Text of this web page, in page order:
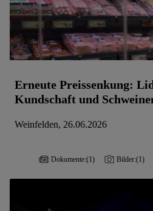
Erneute Preissenkung:
Kundschaft und
Weinfelden, 26.06.2026
Dokumente:(1) Bilder:(1)